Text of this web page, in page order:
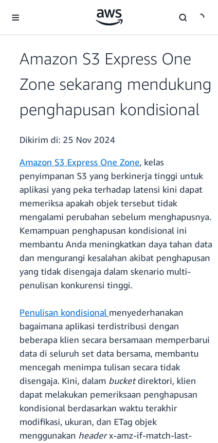
Amazon S3 Express One
Zone sekarang mendukung
penghapusan kondisional
Dikirim di: 25 Nov 2024
Amazon S3 Express One Zone, kelas
penyimpanan S3 yang berkinerja tinggi untuk
aplikasi yang peka terhadap latensi kini dapat
memeriksa apakah objek tersebut tidak
mengalami perubahan sebelum menghapusnya.
Kemampuan penghapusan kondisional ini
membantu Anda meningkatkan daya tahan data
dan mengurangi kesalahan akibat penghapusan
yang tidak disengaja dalam skenario multi-
penulisan konkurensi tinggi.
Penulisan kondisional menyederhanakan
bagaimana aplikasi terdistribusi dengan
beberapa klien secara bersamaan memperbarui
data di seluruh set data bersama, membantu
mencegah menimpa tulisan secara tidak
disengaja. Kini, dalam bucketdirektori, klien
dapat melakukan pemeriksaan penghapusan
kondisional berdasarkan waktu terakhir
modifikasi, ukuran, dan ETag objek
menggunakan headerx-amz-if-match-last-